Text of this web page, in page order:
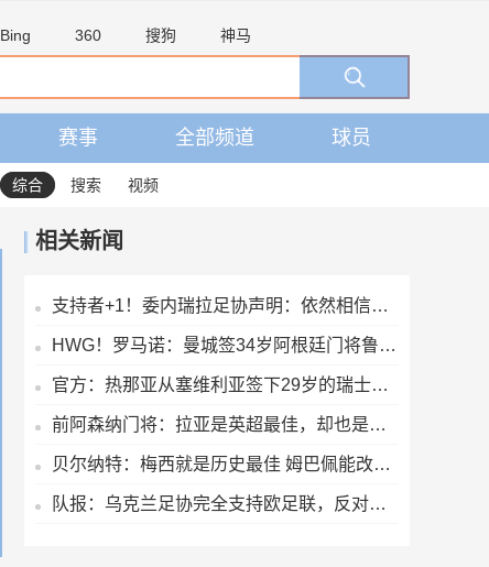
Bing 360 搜狗 神马
赛事 全部频道 球员
综合 搜索 视频
相关新闻
支持者+1！委内瑞拉足协声明：依然相信因凡蒂诺有能力领导FIFA
HWG！罗马诺：曼城签34岁阿根廷门将鲁利达协议，合同2+1
官方：热那亚从塞维利亚签下29岁的瑞士国脚中场索乌
前阿森纳门将：拉亚是英超最佳，却也是世界最不幸运的门将
贝尔纳特：梅西就是历史最佳 姆巴佩能改变比赛但也许有点自我
队报：乌克兰足协完全支持欧足联，反对因凡蒂诺缺乏透明度的计划